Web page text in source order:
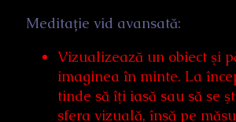
Meditație vid avansată:
Vizualizează un obiect şi
imaginea în minte. La
tinde să îţi iasă sau să se
sfera vizuală, însă pe